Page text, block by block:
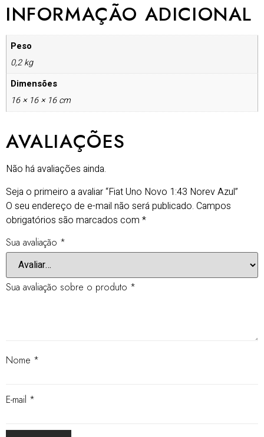
INFORMAÇÃO ADICIONAL
Peso
0,2 kg
Dimensões
16 × 16 × 16 cm
AVALIAÇÕES
Não há avaliações ainda.
Seja o primeiro a avaliar “Fiat Uno Novo 1:43 Norev Azul”
O seu endereço de e-mail não será publicado. Campos
obrigatórios são marcados com *
Sua avaliação *
Sua avaliação sobre o produto *
Nome *
E-mail *